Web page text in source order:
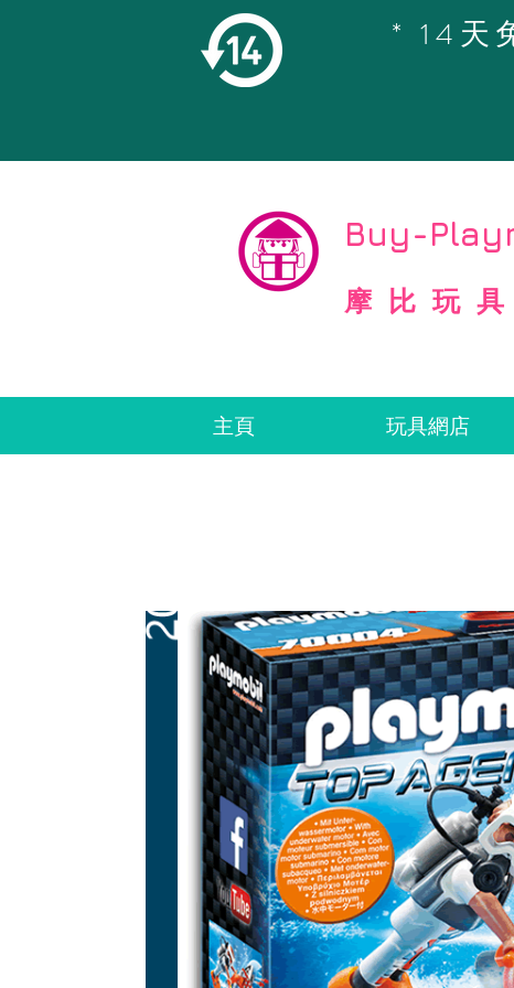
* 14天
Copyright
Buy-
摩比玩
主頁 玩具網店